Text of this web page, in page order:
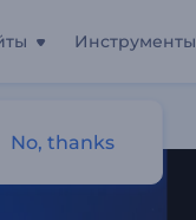
Инструменты
No, thanks